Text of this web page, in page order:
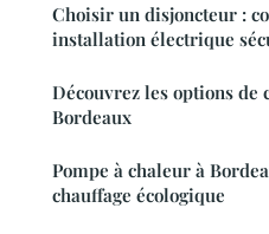
Choisir un disjoncteur :
installation électrique
Découvrez les options de
Bordeaux
Pompe à chaleur à
chauffage écologique